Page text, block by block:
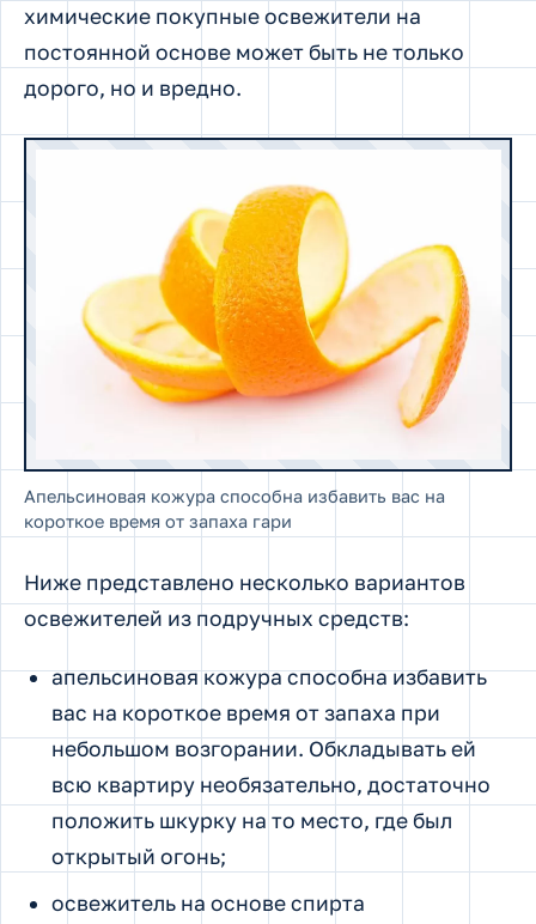
химические покупные освежители на
постоянной основе может быть не только
дорого, но и вредно.
Апельсиновая кожура способна избавить вас на
короткое время от запаха гари
Ниже представлено несколько вариантов
освежителей из подручных средств:
апельсиновая кожура способна избавить
вас на короткое время от запаха при
небольшом возгорании. Обкладывать ей
всю квартиру необязательно, достаточно
положить шкурку на то место, где был
открытый огонь;
освежитель на основе спирта